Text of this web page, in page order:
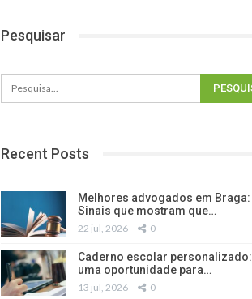
Pesquisar
Recent Posts
Melhores advogados em Braga:
Sinais que mostram que…
22 jul, 2026 0
Caderno escolar personalizado:
uma oportunidade para…
13 jul, 2026 0